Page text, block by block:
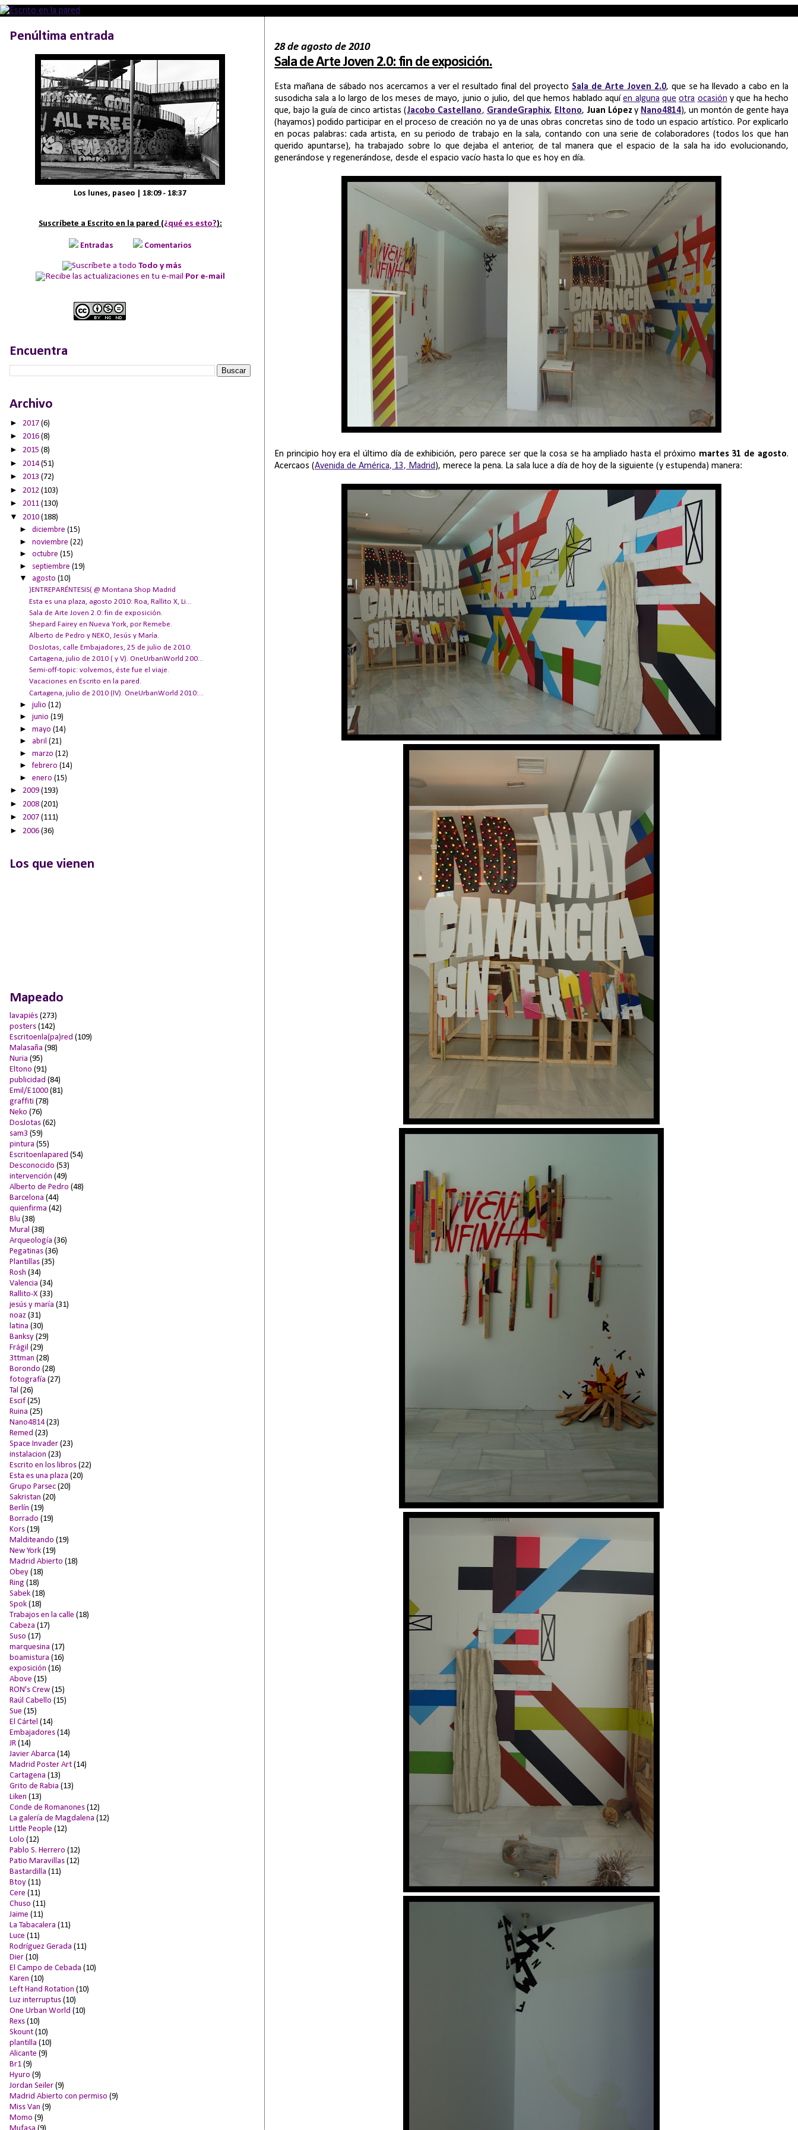
28 de agosto de 2010
Sala de Arte Joven 2.0: fin de exposición.
Esta mañana de sábado nos acercamos a ver el resultado final del proyectoSala de Arte Joven 2.0, que se ha llevado a cabo en la
susodicha sala a lo largo de los meses de mayo, junio o julio, del que hemos hablado aquíen alguna que otra ocasión y que ha hecho
que, bajo la guía de cinco artistas (Jacobo Castellano, GrandeGraphix, Eltono, Juan Lópezy Nano4814), un montón de gente haya
(hayamos) podido participar en el proceso de creación no ya de unas obras concretas sino de todo un espacio artístico. Por explicarlo
en pocas palabras: cada artista, en su periodo de trabajo en la sala, contando con una serie de colaboradores (todos los que han
querido apuntarse), ha trabajado sobre lo que dejaba el anterior, de tal manera que el espacio de la sala ha ido evolucionando,
generándose y regenerándose, desde el espacio vacío hasta lo que es hoy en día.
En principio hoy era el último día de exhibición, pero parece ser que la cosa se ha ampliado hasta el próximo martes 31 de agosto.
Acercaos (Avenida de América, 13, Madrid), merece la pena. La sala luce a día de hoy de la siguiente (y estupenda) manera:
Penúltima entrada
Los lunes, paseo | 18:09 - 18:37
Suscríbete a Escrito en la pared (¿qué es esto?):
Entradas Comentarios
Todo y más
Por e-mail
Encuentra
Archivo
► 2017 (6)
► 2016 (8)
► 2015 (8)
► 2014(51)
► 2013 (72)
► 2012 (103)
► 2011 (130)
▼ 2010 (188)
►diciembre(15)
►noviembre(22)
►octubre(15)
► septiembre(19)
▼ agosto(10)
)ENTREPARÉNTESIS( @ Montana Shop Madrid
Esta es una plaza, agosto 2010: Roa, Rallito X, Li...
Sala de Arte Joven 2.0: fin de exposición.
Shepard Fairey en Nueva York, por Remebe.
Alberto de Pedro y NEKO, Jesús y María.
DosJotas, calle Embajadores, 25 de julio de 2010.
Cartagena, julio de 2010 ( y V). OneUrbanWorld 200...
Semi-off-topic: volvemos, éste fue el viaje.
Vacaciones en Escrito en la pared.
Cartagena, julio de 2010 (IV). OneUrbanWorld 2010:...
►julio(12)
►junio(19)
►mayo(14)
► abril(21)
►marzo(12)
►febrero(14)
►enero(15)
► 2009 (193)
► 2008 (201)
► 2007 (111)
► 2006 (36)
Los que vienen
Mapeado
lavapiés (273)
posters (142)
Escritoenla(pa)red (109)
Malasaña (98)
Nuria (95)
Eltono (91)
publicidad (84)
Emil/E1000 (81)
graffiti (78)
Neko (76)
DosJotas (62)
sam3 (59)
pintura (55)
Escritoenlapared (54)
Desconocido (53)
intervención (49)
Alberto de Pedro (48)
Barcelona (44)
quienfirma (42)
Blu (38)
Mural (38)
Arqueología (36)
Pegatinas (36)
Plantillas (35)
Rosh (34)
Valencia (34)
Rallito-X (33)
jesús y maría (31)
noaz (31)
latina (30)
Banksy (29)
Frágil (29)
3ttman (28)
Borondo (28)
fotografía (27)
Tal (26)
Escif (25)
Ruina (25)
Nano4814 (23)
Remed (23)
Space Invader (23)
instalacion (23)
Escrito en los libros (22)
Esta es una plaza (20)
Grupo Parsec (20)
Sakristan (20)
Berlín (19)
Borrado (19)
Kors (19)
Malditeando (19)
New York (19)
Madrid Abierto (18)
Obey (18)
Ring (18)
Sabek (18)
Spok (18)
Trabajos en la calle (18)
Cabeza (17)
Suso (17)
marquesina (17)
boamistura (16)
exposición (16)
Above (15)
RON's Crew (15)
Raúl Cabello (15)
Sue (15)
El Cártel (14)
Embajadores (14)
JR (14)
Javier Abarca (14)
Madrid Poster Art (14)
Cartagena (13)
Grito de Rabia (13)
Liken (13)
Conde de Romanones (12)
La galería de Magdalena (12)
Little People (12)
Lolo (12)
Pablo S. Herrero (12)
Patio Maravillas (12)
Bastardilla (11)
Btoy (11)
Cere (11)
Chuso (11)
Jaime (11)
La Tabacalera (11)
Luce (11)
Rodríguez Gerada (11)
Dier (10)
El Campo de Cebada (10)
Karen (10)
Left Hand Rotation (10)
Luz interruptus (10)
One Urban World (10)
Rexs (10)
Skount (10)
plantilla (10)
Alicante (9)
Br1 (9)
Hyuro (9)
Jordan Seiler (9)
Madrid Abierto con permiso (9)
Miss Van (9)
Momo (9)